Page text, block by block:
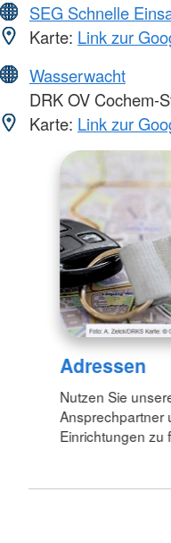
SEG Schnelle
Karte: Link zur
Wasserwacht
DRK OV Cochem-
Karte: Link zur
Adressen
Nutzen Sie
Ansprechpartner
Einrichtungen zu